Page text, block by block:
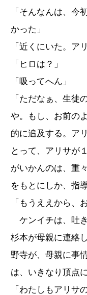
「そんなんは、今
かった」
「近くにいた。ア
「ヒロは？」
「吸ってへん」
「ただなぁ、生徒
や。もし、お前の
的に追及する。ア
とって、アリサが
がいかんのは、重
をもとにしか、指
「もうええから、
ケンイチは、吐
杉本が母親に連絡
野寺が、母親に事
は、いきなり頂点
「わたしもアリサ